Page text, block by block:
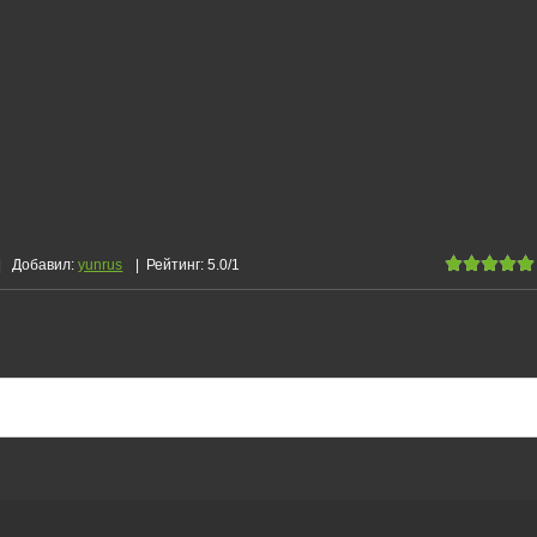
Добавил: yunrus | Рейтинг: 5.0/1